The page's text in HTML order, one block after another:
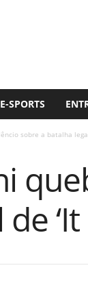
E-SPORTS
sobre a batalha